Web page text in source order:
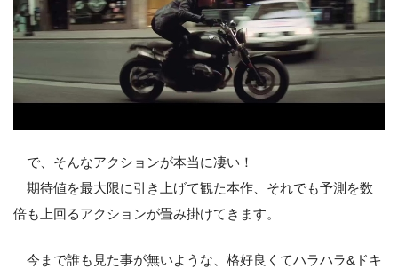
で、そんなアクションが本当に凄い！
期待値を最大限に引き上げて観た本作、それでも予測を数
倍も上回るアクションが畳み掛けてきます。
今まで誰も見た事が無いような、格好良くてハラハラ&ドキ